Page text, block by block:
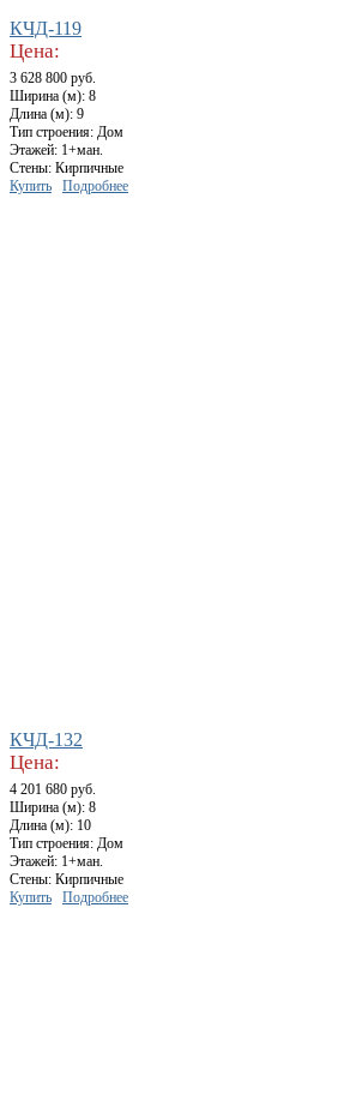
КЧД-119
Цена:
3 628 800 руб.
Ширина (м): 8
Длина (м): 9
Тип строения: Дом
Этажей: 1+ман.
Стены: Кирпичные
Купить
Подробнее
КЧД-132
Цена:
4 201 680 руб.
Ширина (м): 8
Длина (м): 10
Тип строения: Дом
Этажей: 1+ман.
Стены: Кирпичные
Купить
Подробнее